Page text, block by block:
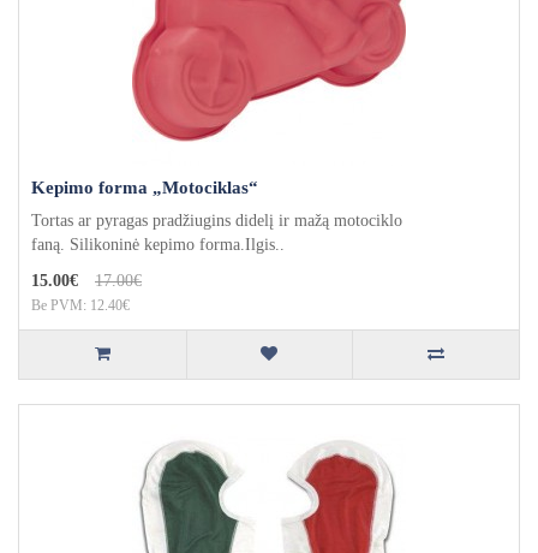
Kepimo forma „Motociklas“
Tortas ar pyragas pradžiugins didelį ir mažą motociklo
faną. Silikoninė kepimo forma.Ilgis..
15.00€
17.00€
Be PVM: 12.40€